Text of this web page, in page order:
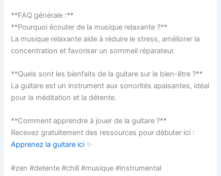
**FAQ générale :**
**Pourquoi écouter de la musique relaxante ?**
La musique relaxante aide à réduire le stress, améliorer la
concentration et favoriser un sommeil réparateur.
**Quels sont les bienfaits de la guitare sur le bien-être ?**
La guitare est un instrument aux sonorités apaisantes, idéal
pour la méditation et la détente.
**Comment apprendre à jouer de la guitare ?**
Recevez gratuitement des ressources pour débuter ici :
Apprenez la guitare ici ✨
#zen #detente #chill #musique #instrumental